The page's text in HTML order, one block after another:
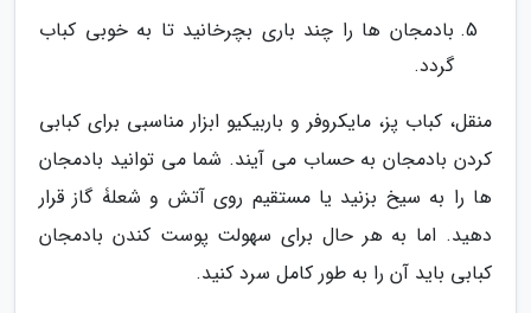
بادمجان ها را چند باری بچرخانید تا به خوبی کباب
گردد.
منقل، کباب پز، مایکروفر و باربیکیو ابزار مناسبی برای کبابی
کردن بادمجان به حساب می آیند. شما می توانید بادمجان
ها را به سیخ بزنید یا مستقیم روی آتش و شعلۀ گاز قرار
دهید. اما به هر حال برای سهولت پوست کندن بادمجان
کبابی باید آن را به طور کامل سرد کنید.